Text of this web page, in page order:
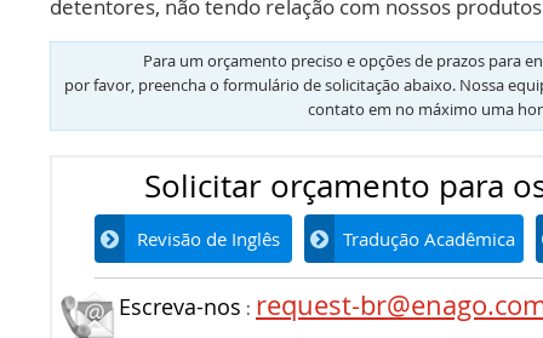
detentores, não tendo relação com nossos
Para um orçamento preciso e opções de prazos para
por favor, preencha o formulário de solicitação abaixo. Nossa
contato em no máximo uma
Solicitar orçamento para
Revisão de Inglês Tradução Acadêmica
Escreva-nos : request-